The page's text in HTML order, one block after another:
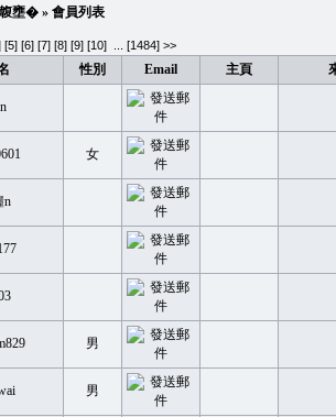
壅� » 會員列表
[5] [6] [7] [8] [9] [10] [1484] >>
性別 Email 主頁
女
n
男
男